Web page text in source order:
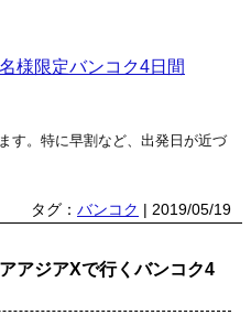
様限定バンコク4日間
す。特に早割など、出発日が近づ
タグ： バンコク | 2019/05/19
アジアXで行くバンコク4